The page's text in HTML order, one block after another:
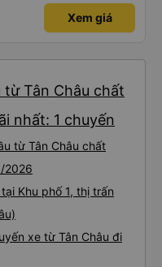
Xem giá
Tân Châu chất
nhất: 1 chuyến
từ Tân Châu chất
2026
Khu phố 1, thị trấn
xe từ Tân Châu đi